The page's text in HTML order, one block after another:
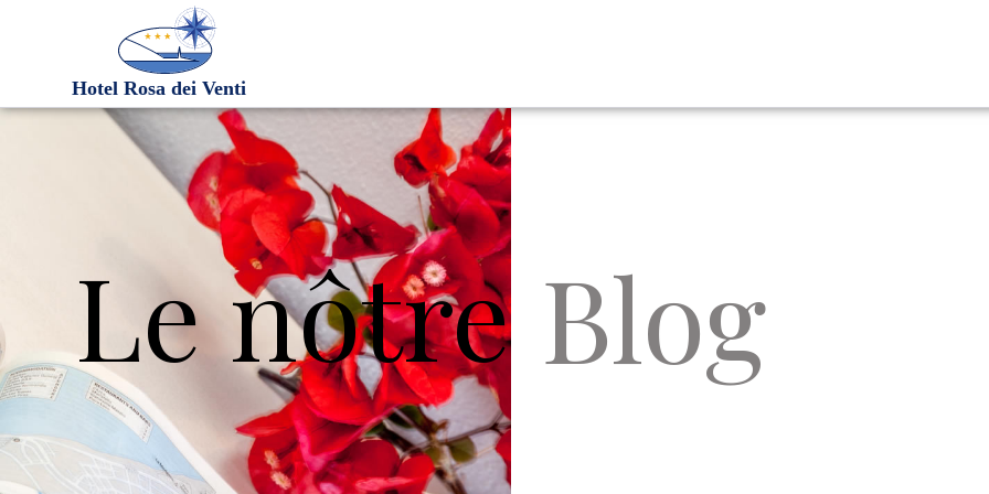
Le nôtre Blog